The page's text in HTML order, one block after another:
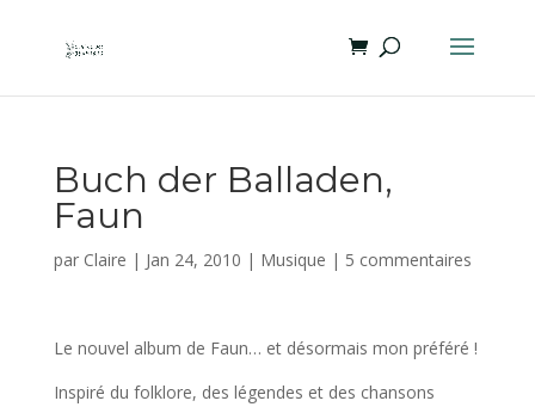
Buch der Balladen,
Faun
par Claire | Jan 24, 2010 | Musique | 5 commentaires
Le nouvel album de Faun… et désormais mon préféré !
Inspiré du folklore, des légendes et des chansons